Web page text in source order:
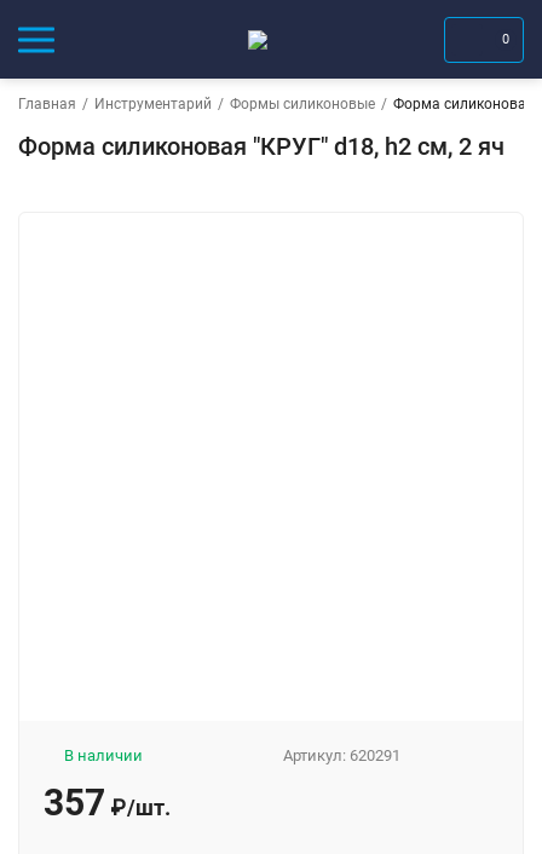
0
Главная / Инструментарий / Формы силиконовые / Форма силиконовая
Форма силиконовая "КРУГ" d18, h2 см, 2 яч
Артикул: 620291
В наличии
357 ₽/шт.